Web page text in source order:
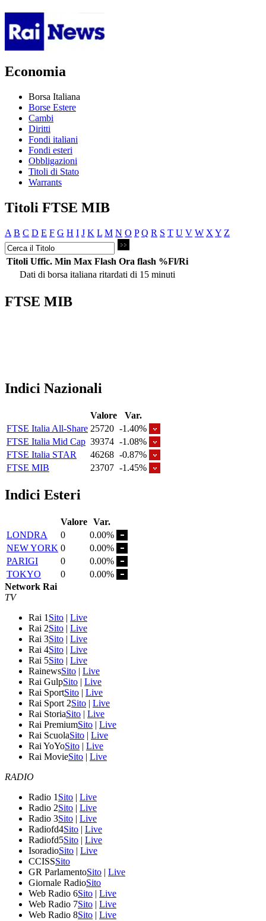
Economia
Borsa Italiana
Borse Estere
Cambi
Diritti
Fondi italiani
Fondi esteri
Obbligazioni
Titoli di Stato
Warrants
Titoli FTSE MIB
A B C D E F G H I J K L M N O P Q R S T U V W X Y Z
Titoli Uffic. Min Max Flash Ora flash %Fl/Ri
Dati di borsa italiana ritardati di 15 minuti
FTSE MIB
Indici Nazionali
Valore
Var.
FTSE Italia All-Share 25720 -1.40%
FTSE Italia Mid Cap 39374 -1.08%
FTSE Italia STAR
46268 -0.87%
FTSE MIB
23707 -1.45%
Indici Esteri
Valore Var.
LONDRA
0
0.00%
NEW YORK 0
0.00%
PARIGI
0
0.00%
TOKYO
0
0.00%
Network Rai
TV
Rai 1 Sito | Live
Rai 2Sito | Live
Rai 3Sito | Live
Rai 4Sito | Live
Rai 5Sito | Live
RainewsSito | Live
Rai GulpSito | Live
Rai SportSito | Live
Rai Sport 2Sito | Live
Rai StoriaSito | Live
Rai PremiumSito | Live
Rai ScuolaSito | Live
Rai YoYoSito | Live
Rai MovieSito | Live
RADIO
Radio 1 Sito | Live
Radio 2Sito | Live
Radio 3Sito | Live
Radiofd4Sito | Live
Radiofd5Sito | Live
IsoradioSito | Live
CCISSSito
GR ParlamentoSito | Live
Giornale RadioSito
Web Radio 6Sito | Live
Web Radio 7Sito | Live
Web Radio 8Sito | Live